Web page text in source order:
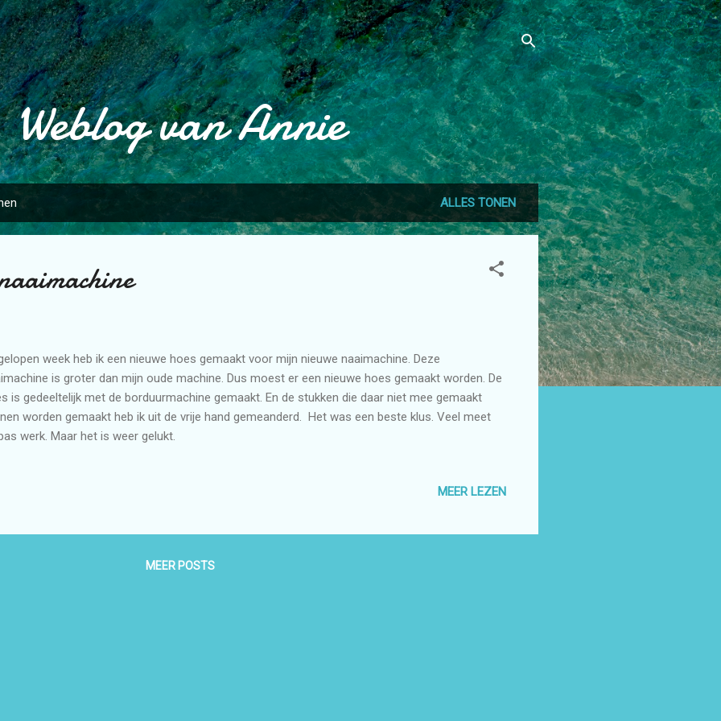
Doorgaan naar hoofdcontent
Weblog van Annie
ALLES TONEN
week heb ik een nieuwe hoes gemaakt voor mijn nieuwe naaimachine. Deze
is groter dan mijn oude machine. Dus moest er een nieuwe hoes gemaakt worden. De
is gedeeltelijk met de borduurmachine gemaakt. En de stukken die daar niet mee gemaakt
worden gemaakt heb ik uit de vrije hand gemeanderd. Het was een beste klus. Veel meet
werk. Maar het is weer gelukt.
MEER LEZEN
MEER POSTS